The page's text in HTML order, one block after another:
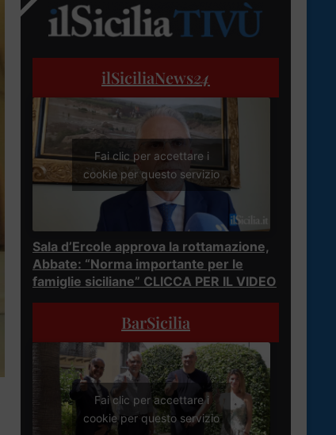
ilSiciliaNews24
Fai clic per accettare i
cookie per questo servizio
Sala d’Ercole approva la rottamazione,
Abbate: “Norma importante per le
famiglie siciliane” CLICCA PER IL VIDEO
BarSicilia
Fai clic per accettare i
cookie per questo servizio